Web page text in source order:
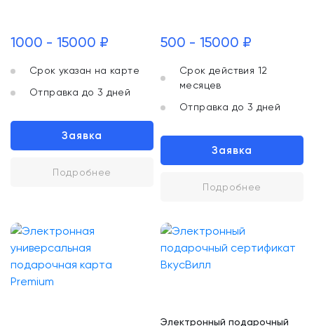
1000 - 15000 ₽
Срок указан на карте
Отправка до 3 дней
Заявка
Подробнее
500 - 15000 ₽
Срок действия 12
месяцев
Отправка до 3 дней
Заявка
Подробнее
Электронный подарочный